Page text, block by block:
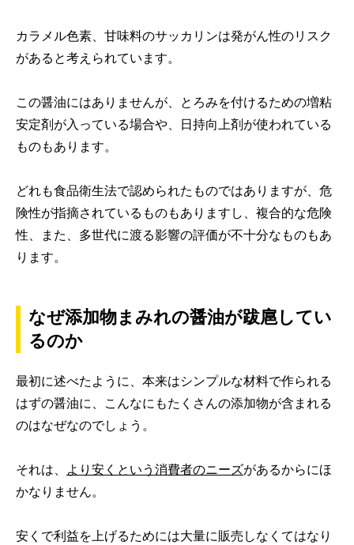
カラメル色素、甘味料のサッカリンは発がん性のリスク
があると考えられています。
この醤油にはありませんが、とろみを付けるための増粘
安定剤が入っている場合や、日持向上剤が使われている
ものもあります。
どれも食品衛生法で認められたものではありますが、危
険性が指摘されているものもありますし、複合的な危険
性、また、多世代に渡る影響の評価が不十分なものもあ
ります。
なぜ添加物まみれの醤油が跋扈してい
るのか
最初に述べたように、本来はシンプルな材料で作られる
はずの醤油に、こんなにもたくさんの添加物が含まれる
のはなぜなのでしょう。
それは、 より安くという消費者のニーズがあるからにほ
かなりません。
安くで利益を上げるためには大量に販売しなくてはなり